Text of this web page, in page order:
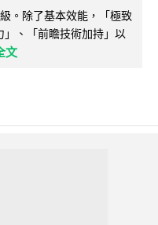
。除了基本效能，「極致
、「前瞻技術加持」以
文